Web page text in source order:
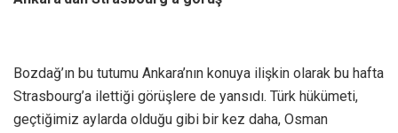
Bozdağ’ın bu tutumu Ankara’nın konuya ilişkin olarak bu hafta
Strasbourg’a ilettiği görüşlere de yansıdı. Türk hükümeti,
geçtiğimiz aylarda olduğu gibi bir kez daha, Osman